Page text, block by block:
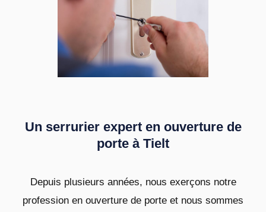
Un serrurier expert en ouverture de
porte à Tielt
Depuis plusieurs années, nous exerçons notre
profession en ouverture de porte et nous sommes